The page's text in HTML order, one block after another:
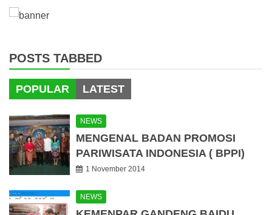
POSTS TABBED
POPULAR LATEST
NEWS
MENGENAL BADAN PROMOSI
PARIWISATA INDONESIA ( BPPI)
1 November 2014
NEWS